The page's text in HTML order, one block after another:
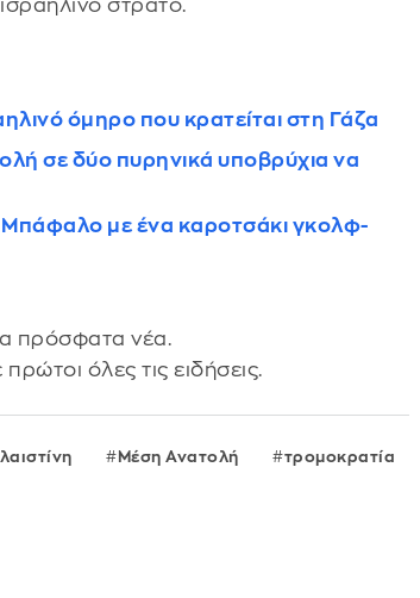
στρατό.
όμηρο που κρατείται στη Γάζα
σε δύο πυρηνικά υποβρύχια να
Μπάφαλο με ένα καροτσάκι γκολφ-
πρόσφατα νέα.
πρώτοι όλες τις ειδήσεις.
Μέση Ανατολή τρομοκρατία